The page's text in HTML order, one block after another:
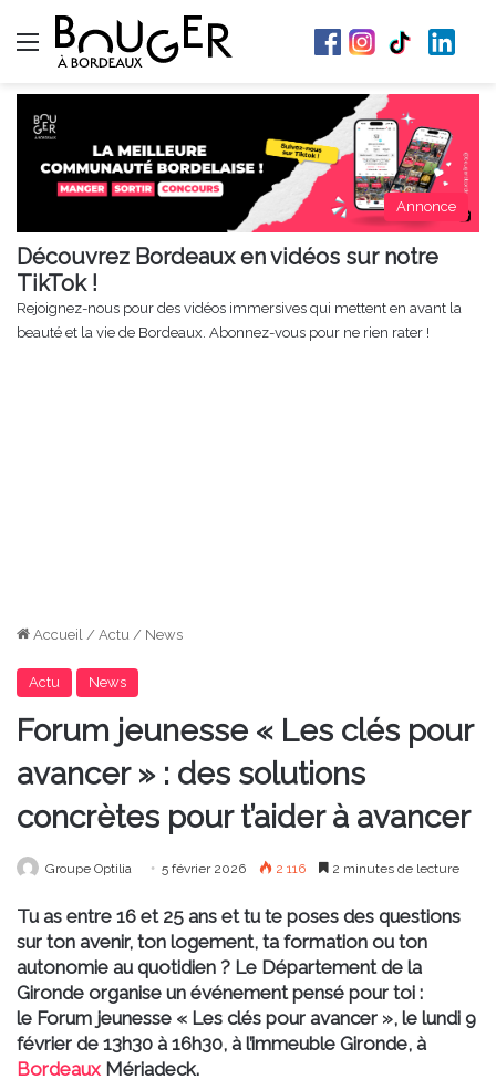
Menu
Annonce
Découvrez Bordeaux en vidéos sur notre
TikTok !
Rejoignez-nous pour des vidéos immersives qui mettent en avant la
beauté et la vie de Bordeaux. Abonnez-vous pour ne rien rater !
Accueil / Actu / News
Actu News
Forum jeunesse « Les clés pour
avancer » : des solutions
concrètes pour t’aider à avancer
Groupe Optilia 5 février 2026 2 116 2 minutes de lecture
Tu as entre 16 et 25 ans et tu te poses des questions
sur ton avenir, ton logement, ta formation ou ton
autonomie au quotidien ? Le Département de la
Gironde organise un événement pensé pour toi :
le Forum jeunesse « Les clés pour avancer », le lundi 9
février de 13h30 à 16h30, à l’immeuble Gironde, à
Bordeaux Mériadeck.